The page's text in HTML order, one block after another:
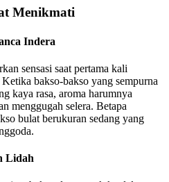
Menikmati
Indera
sensasi saat pertama kali
bakso-bakso yang sempurna
kaya rasa, aroma harumnya
menggugah selera. Betapa
bulat berukuran sedang yang
Lidah